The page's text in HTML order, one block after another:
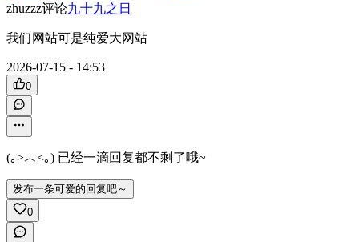
zhuzzz评论九十九之日
我们网站可是纯爱大网站
2026-07-15 - 14:53
0
(｡>︿<｡) 已经一滴回复都不剩了哦~
发布一条可爱的回复吧～
0